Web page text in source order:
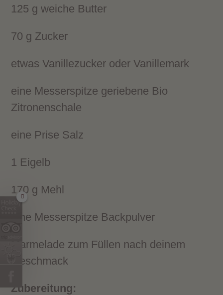
125 g weiche Butter
70 g Zucker
etwas Vanillezucker oder Vanillemark
eine Messerspitze geriebene Bio
Zitronenschale
eine Prise Salz
1 Eigelb
170 g Mehl
eine Messerspitze Backpulver
Marmelade zum Füllen nach deinem
Geschmack
Zubereitung: